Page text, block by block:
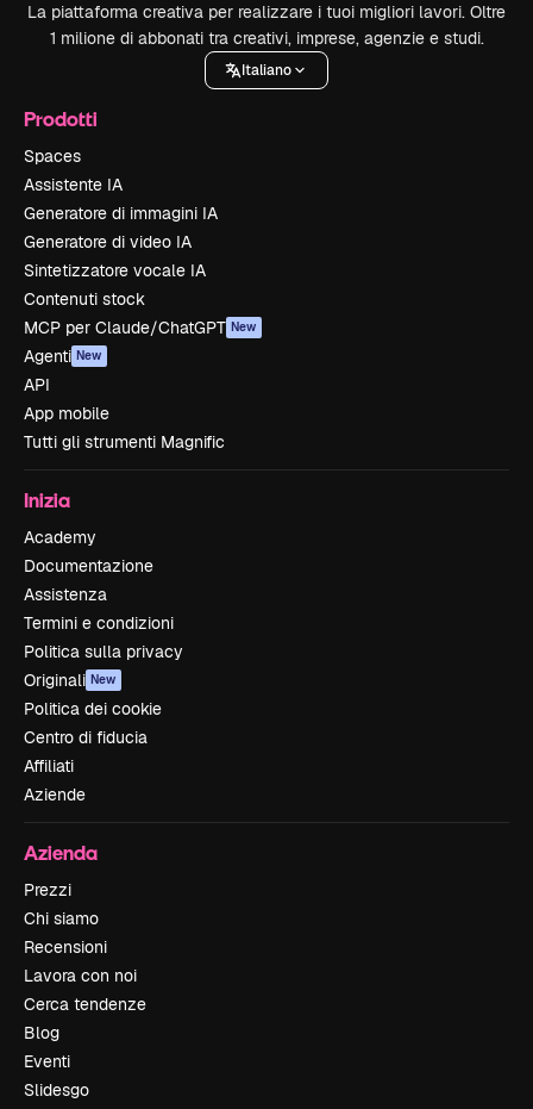
La piattaforma creativa per realizzare i tuoi migliori lavori. Oltre
1 milione di abbonati tra creativi, imprese, agenzie e studi.
Italiano
Prodotti
Spaces
Assistente IA
Generatore di immagini IA
Generatore di video IA
Sintetizzatore vocale IA
Contenuti stock
MCP per Claude/ChatGPT New
Agenti New
API
App mobile
Tutti gli strumenti Magnific
Inizia
Academy
Documentazione
Assistenza
Termini e condizioni
Politica sulla privacy
Originali New
Politica dei cookie
Centro di fiducia
Affiliati
Aziende
Azienda
Prezzi
Chi siamo
Recensioni
Lavora con noi
Cerca tendenze
Blog
Eventi
Slidesgo